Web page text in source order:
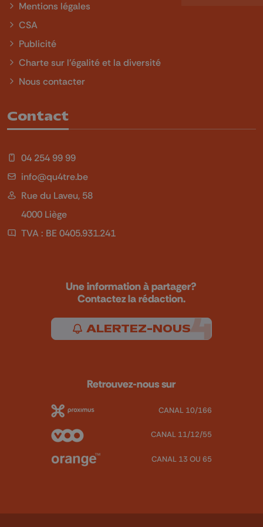
Mentions légales
CSA
Publicité
Charte sur l'égalité et la diversité
Nous contacter
Contact
04 254 99 99
info@qu4tre.be
Rue du Laveu, 58
4000 Liège
TVA : BE 0405.931.241
Une information à partager?
Contactez la rédaction.
ALERTEZ-NOUS
Retrouvez-nous sur
CANAL 10/166
CANAL 11/12/55
CANAL 13 OU 65